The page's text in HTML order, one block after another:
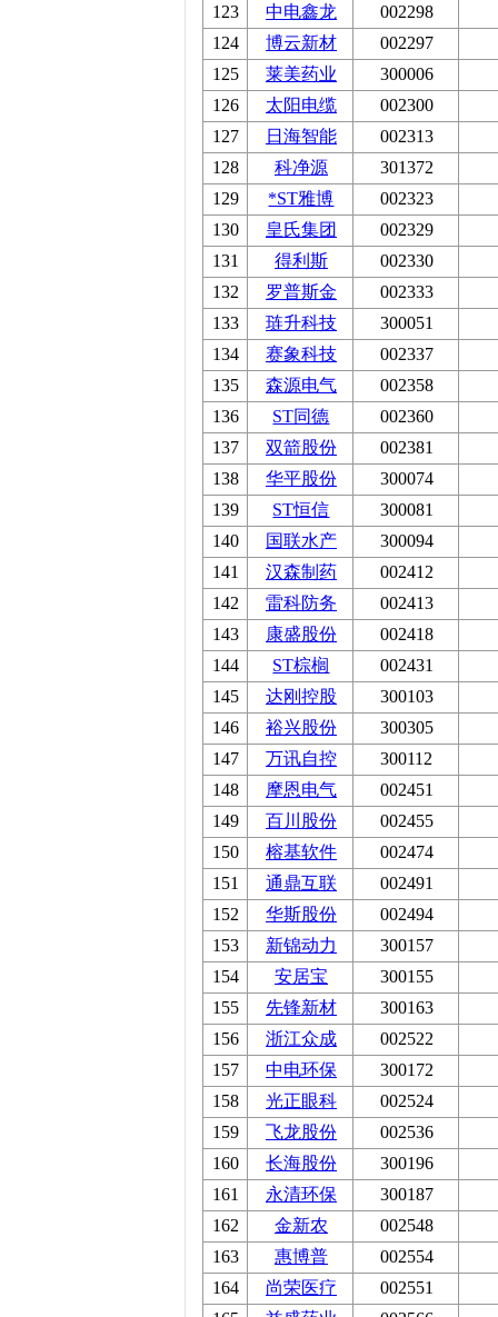
123
中电鑫龙
002298
124
博云新材
002297
125
莱美药业
300006
126
太阳电缆
002300
127
日海智能
002313
128
科净源
301372
129
*ST雅博
002323
130
皇氏集团
002329
131
得利斯
002330
132
罗普斯金
002333
133
琏升科技
300051
134
赛象科技
002337
135
森源电气
002358
136
ST同德
002360
137
双箭股份
002381
138
华平股份
300074
139
ST恒信
300081
140
国联水产
300094
141
汉森制药
002412
142
雷科防务
002413
143
康盛股份
002418
144
ST棕榈
002431
145
达刚控股
300103
146
裕兴股份
300305
147
万讯自控
300112
148
摩恩电气
002451
149
百川股份
002455
150
榕基软件
002474
151
通鼎互联
002491
152
华斯股份
002494
153
新锦动力
300157
154
安居宝
300155
155
先锋新材
300163
156
浙江众成
002522
157
中电环保
300172
158
光正眼科
002524
159
飞龙股份
002536
160
长海股份
300196
161
永清环保
300187
162
金新农
002548
163
惠博普
002554
164
尚荣医疗
002551